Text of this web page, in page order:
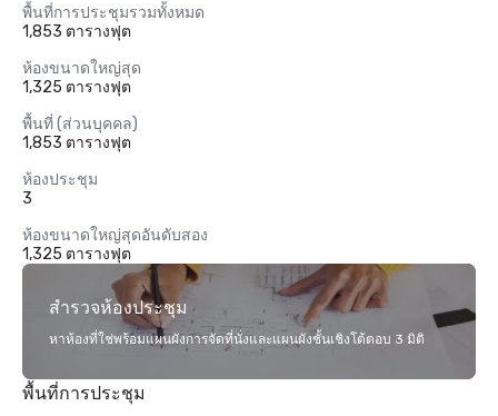
พื้นที่การประชุมรวมทั้งหมด
1,853 ตารางฟุต
ห้องขนาดใหญ่สุด
1,325 ตารางฟุต
พื้นที่ (ส่วนบุคคล)
1,853 ตารางฟุต
ห้องประชุม
3
ห้องขนาดใหญ่สุดอันดับสอง
1,325 ตารางฟุต
สำรวจห้องประชุม
หาห้องที่ใช่พร้อมแผนผังการจัดที่นั่งและแผนผังชั้นเชิงโต้ตอบ 3 มิติ
พื้นที่การประชุม